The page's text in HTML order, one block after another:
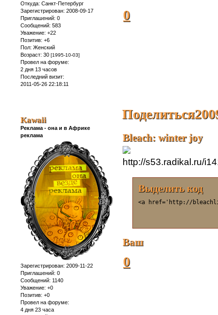
Откуда: Санкт-Петербург
Зарегистрирован: 2008-09-17
Приглашений: 0
Сообщений: 583
Уважение: +22
Позитив: +6
Пол: Женский
Возраст: 30 [1995-10-03]
Провел на форуме:
2 дня 13 часов
Последний визит:
2011-05-26 22:18:11
0
Поделиться
Kawaii
Реклама - она и в Африке
реклама
Зарегистрирован: 2009-11-22
Приглашений: 0
Сообщений: 1140
Уважение: +0
Позитив: +0
Провел на форуме:
4 дня 23 часа
Bleach: winter joy
Выделить код
<a href='http://
Ваш
0